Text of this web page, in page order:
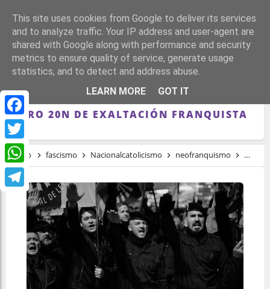
Facebook
Twitter
WhatsApp
Telegram
LA ULTRADERECHA VUELVE A DESAFIAR
LA LEY DE MEMORIA DEMOCRÁTICA CON
OTRO 20N DE EXALTACIÓN FRANQUISTA
Inicio fascismo Nacionalcatolicismo neofranquismo
This site uses cookies from Google to deliver its services
and to analyze traffic. Your IP address and user-agent are
shared with Google along with performance and security
metrics to ensure quality of service, generate usage
statistics, and to detect and address abuse.
LEARN MORE
GOT IT